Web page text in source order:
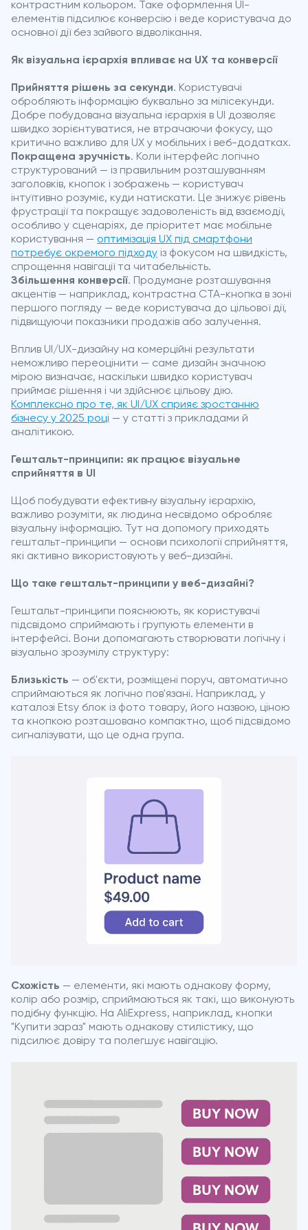
контрастним кольором. Таке оформлення UI-
елементів підсилює конверсію і веде користувача до
основної дії без зайвого відволікання.
Як візуальна ієрархія впливає на UX та конверсії
Прийняття рішень за секунди. Користувачі
обробляють інформацію буквально за мілісекунди.
Добре побудована візуальна ієрархія в UI дозволяє
швидко зорієнтуватися, не втрачаючи фокусу, що
критично важливо для UX у мобільних і веб-додатках.
Покращена зручність. Коли інтерфейс логічно
структурований — із правильним розташуванням
заголовків, кнопок і зображень — користувач
інтуїтивно розуміє, куди натискати. Це знижує рівень
фрустрації та покращує задоволеність від взаємодії,
особливо у сценаріях, де пріоритет має мобільне
користування — оптимізація UX під смартфони
потребує окремого підходу із фокусом на швидкість,
спрощення навігації та читабельність.
Збільшення конверсії. Продумане розташування
акцентів — наприклад, контрастна CTA-кнопка в зоні
першого погляду — веде користувача до цільової дії,
підвищуючи показники продажів або залучення.
Вплив UI/UX-дизайну на комерційні результати
неможливо переоцінити — саме дизайн значною
мірою визначає, наскільки швидко користувач
приймає рішення і чи здійснює цільову дію.
Комплексно про те, як UI/UX сприяє зростанню
бізнесу у 2025 році — у статті з прикладами й
аналітикою.
Гештальт-принципи: як працює візуальне
сприйняття в UI
Щоб побудувати ефективну візуальну ієрархію,
важливо розуміти, як людина несвідомо обробляє
візуальну інформацію. Тут на допомогу приходять
гештальт-принципи — основи психології сприйняття,
які активно використовують у веб-дизайні.
Що таке гештальт-принципи у веб-дизайні?
Гештальт-принципи пояснюють, як користувачі
підсвідомо сприймають і групують елементи в
інтерфейсі. Вони допомагають створювати логічну і
візуально зрозумілу структуру:
Близькість — об'єкти, розміщені поруч, автоматично
сприймаються як логічно пов'язані. Наприклад, у
каталозі Etsy блок із фото товару, його назвою, ціною
та кнопкою розташовано компактно, щоб підсвідомо
сигналізувати, що це одна група.
Схожість — елементи, які мають однакову форму,
колір або розмір, сприймаються як такі, що виконують
подібну функцію. На AliExpress, наприклад, кнопки
"Купити зараз" мають однакову стилістику, що
підсилює довіру та полегшує навігацію.